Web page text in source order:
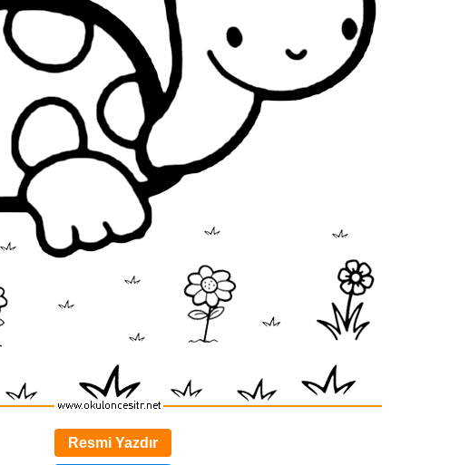
Resmi Yazdır